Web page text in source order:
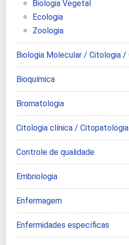
Biologia Vegetal
Ecologia
Zoologia
Biologia Molecular / Citologia /
Bioquímica
Bromatologia
Citologia clínica / Citopatologia
Controle de qualidade
Embriologia
Enfermagem
Enfermidades específicas